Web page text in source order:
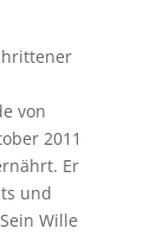
von
2011
Er
und
Wille